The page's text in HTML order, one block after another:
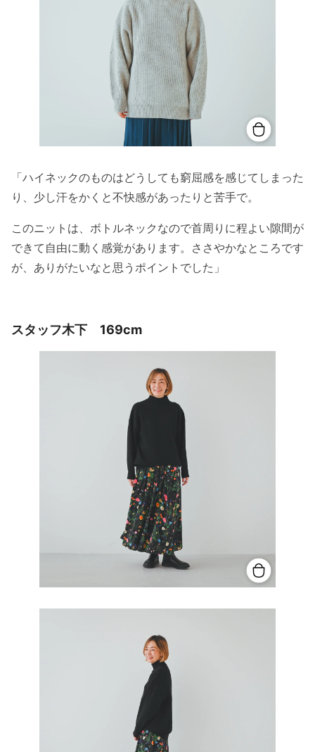
「ハイネックのものはどうしても窮屈感を感じてしまった
り、少し汗をかくと不快感があったりと苦手で。
このニットは、ボトルネックなので首周りに程よい隙間が
できて自由に動く感覚があります。ささやかなところです
が、ありがたいなと思うポイントでした」
スタッフ木下 169cm